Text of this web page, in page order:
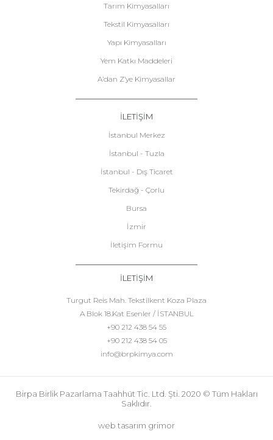
Tarım Kimyasalları
Tekstil Kimyasalları
Yapı Kimyasalları
Yem Katkı Maddeleri
A’dan Z’ye Kimyasallar
İLETİŞİM
İstanbul Merkez
İstanbul - Tuzla
İstanbul - Dış Ticaret
Tekirdağ - Çorlu
Bursa
İzmir
İletişim Formu
İLETİŞİM
Turgut Reis Mah. Tekstilkent Koza Plaza
A Blok 18.Kat Esenler / İSTANBUL
+90 212 438 54 55
+90 212 438 54 05
info@brpkimya.com
Birpa Birlik Pazarlama Taahhüt Tic. Ltd. Şti. 2020 © Tüm Hakları
Saklıdır.
web tasarım grimor